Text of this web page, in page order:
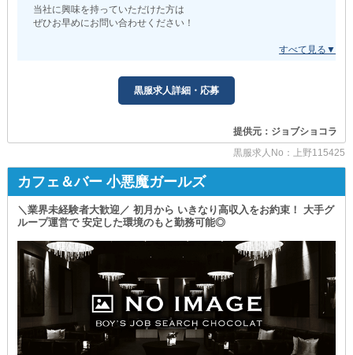
スタッフへの夕食を無料で提供しています！
食費を抑えて生活できるのは大きなメリットです。
プライベートも充実させるチャンスです！
∴‥∵‥∴‥∵‥∴‥∴‥∵‥∴‥∵‥∴‥∴‥∵‥∴‥∵‥∴‥∴
お気軽にご応募ください◎
あなたにお会いできる日を、スタッフ一同楽しみにしています。
当社に興味を持っていただけた方は
ぜひお早めにお問い合わせください！
一般的な飲食店の感覚で働けます。
✦オープン後すぐの人気ぶりが特徴
エリア屈指の繁盛店です！
✦経験・スキル不問
￣￣￣￣￣￣￣￣￣￣
業界未経験の方も
熱意ややる気があれば大歓迎◎
応募資格は“興味”なので
ぜひ気軽にご連絡ください。
ホール業務や動き方など
全てイチからバックアップします！
◆───－- - - -
《【上野】Bar Dice（ダイス）》
黒服求人詳細・応募
提供元：ジョブショコラ
黒服求人No：上野115425
カフェ＆バー 小悪魔ガールズ
＼業界未経験者大歓迎／ 初月から いきなり高収入をお約束！ 大手グ
ループ運営で 安定した環境のもと勤務可能◎